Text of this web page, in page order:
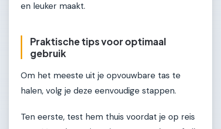
en leuker maakt.
Praktische tips voor optimaal
gebruik
Om het meeste uit je opvouwbare tas te
halen, volg je deze eenvoudige stappen.
Ten eerste, test hem thuis voordat je op reis